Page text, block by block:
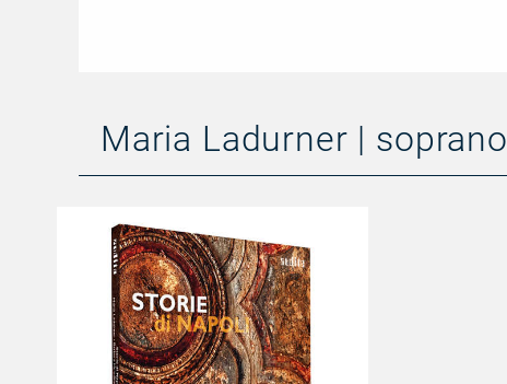
Maria Ladurner | soprano